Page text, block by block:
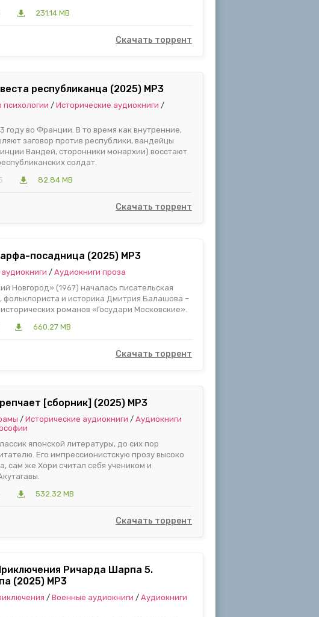
231.14 MB
Скачать торрент
республиканца (2025) MP3
психологии / Исторические аудиокниги /
году во Франции. В то время как внутренние,
заговор против республики, вандейцы
Вандей, сторонники монархии) восстают
солдат.
82.84 MB
Скачать торрент
посадница (2025) MP3
/ Аудиокниги проза
Новгород» (1967) началась писательская
фольклориста и историка Дмитрия Балашова –
романов «Государи Московские».
660.27 MB
Скачать торрент
[сборник] (2025) MP3
/ Исторические аудиокниги / Аудиокниги
японской литературы, до сих пор
Его импрессионистскую прозу высоко
сам же Хори считал себя учеником и
532.32 MB
Скачать торрент
Ричарда Шарпа 5.
(2025) MP3
/ Военные аудиокниги / Аудиокниги